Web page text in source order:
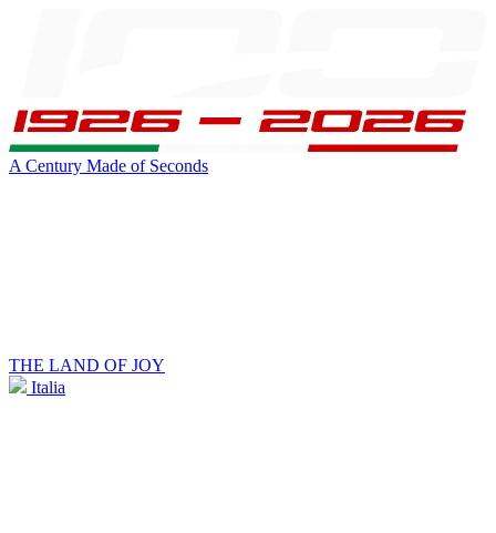
A Century Made of Seconds
THE LAND OF JOY
Italia